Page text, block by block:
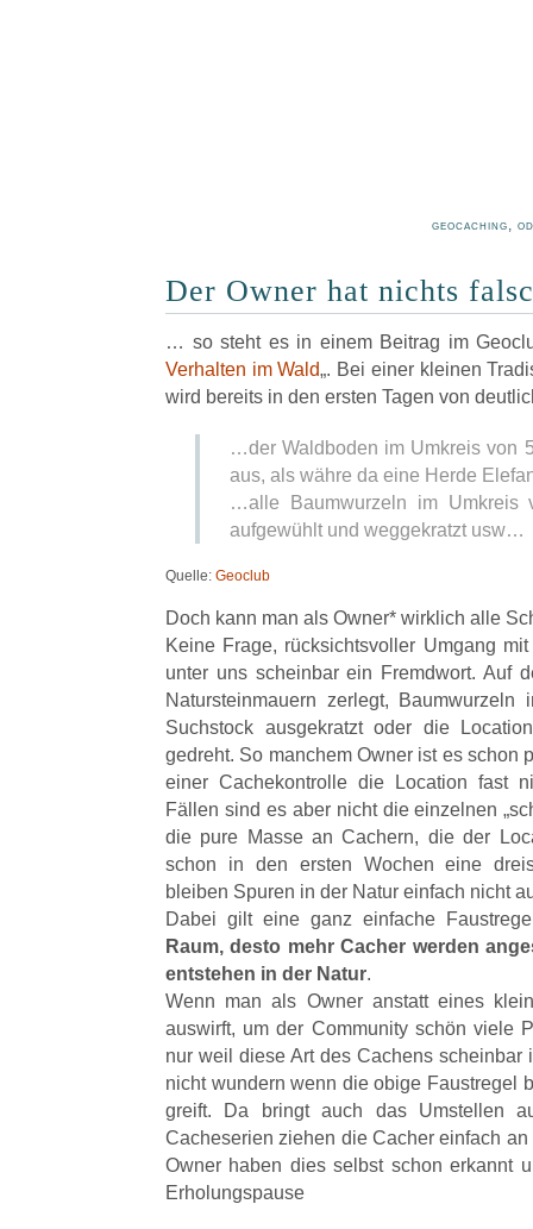
geocaching,
Der Owner hat nichts
… so steht es in einem Beitrag im
Verhalten im Wald„. Bei einer kleinen
wird bereits in den ersten Tagen von
…der Waldboden im Umkreis von
aus, als währe da eine Herde
…alle Baumwurzeln im Umkreis
aufgewühlt und weggekratzt usw…
Quelle: Geoclub
Doch kann man als Owner* wirklich alle
Keine Frage, rücksichtsvoller Umgang
unter uns scheinbar ein Fremdwort. Auf
Natursteinmauern zerlegt,
Suchstock ausgekratzt oder die
gedreht. So manchem Owner ist es schon
einer Cachekontrolle die Location fast
Fällen sind es aber nicht die einzelnen
die pure Masse an Cachern, die der
schon in den ersten Wochen eine
bleiben Spuren in der Natur einfach nicht
Dabei gilt eine ganz einfache
Raum, desto mehr Cacher werden
entstehen in der Natur.
Wenn man als Owner anstatt eines
auswirft, um der Community schön viele
nur weil diese Art des Cachens scheinbar
nicht wundern wenn die obige Faustregel
greift. Da bringt auch das Umstellen
Cacheserien ziehen die Cacher einfach
Owner haben dies selbst schon erkannt
Erholungspause